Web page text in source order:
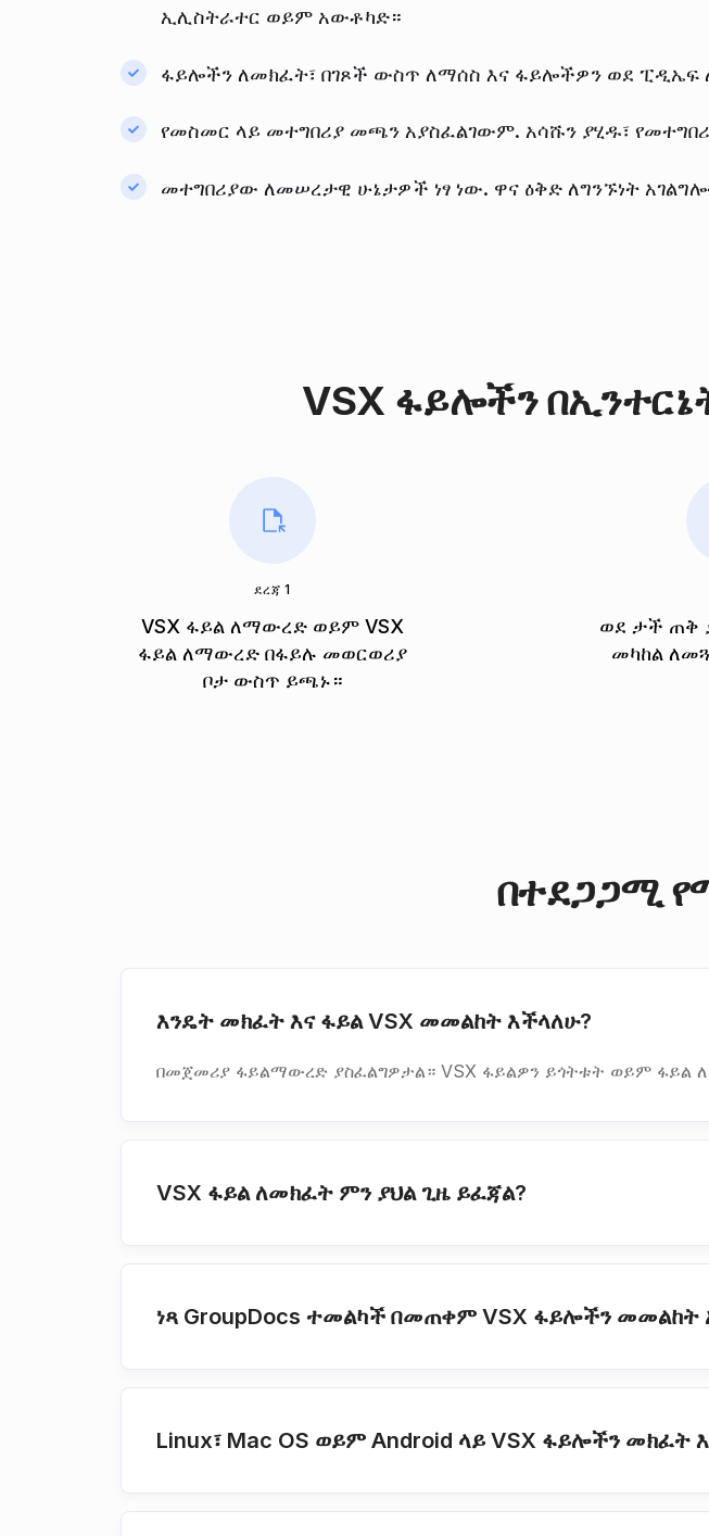
ኢሊስትራተር ወይም አውቶካድ።
ፋይሎችን ለመክፈት፣ በገጾች ውስጥ ለማሰስ እና ፋይሎችዎን ወደ ፒዲኤፍ
የመስመር ላይ መተግበሪያ መጫን አያስፈልገውም. አሳሹን ያሂዱ፣
መተግበሪያው ለመሠረታዊ ሁኔታዎች ነፃ ነው. ዋና ዕቅድ ለግንኙነት
VSX ፋይሎችን
ደረጃ 1
VSX ፋይል ለማውረድ ወይም VSX
ፋይል ለማውረድ በፋይሉ መወርወሪያ
ቦታ ውስጥ ይጫኑ።
ወደ ታች ጠቅ
መካከል
በተደጋጋሚ
እንዴት መክፈት እና ፋይል VSX መመልከት እችላለሁ?
በመጀመሪያ ፋይልማውረድ ያስፈልግዎታል። VSX ፋይልዎን ይጎትቱት ወይም
VSX ፋይል ለመክፈት ምን ያህል ጊዜ ይፈጃል?
ነጻ GroupDocs ተመልካች በመጠቀም VSX ፋይሎችን
Linux፣ Mac OS ወይም Android ላይ VSX ፋይሎችን መክፈት